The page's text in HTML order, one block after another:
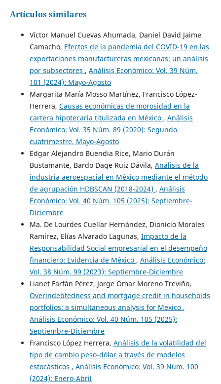
Artículos similares
Víctor Manuel Cuevas Ahumada, Daniel David Jaime
Camacho, Efectos de la pandemia del COVID-19 en las
exportaciones manufactureras mexicanas: un análisis
por subsectores , Análisis Económico: Vol. 39 Núm.
101 (2024): Mayo-Agosto
Margarita María Mosso Martínez, Francisco López-
Herrera, Causas económicas de morosidad en la
cartera hipotecaria titulizada en México , Análisis
Económico: Vol. 35 Núm. 89 (2020): Segundo
cuatrimestre. Mayo-Agosto
Edgar Alejandro Buendia Rice, Mario Durán
Bustamante, Bardo Dage Ruiz Dávila, Análisis de la
industria aeroespacial en México mediante el método
de agrupación HDBSCAN (2018-2024) , Análisis
Económico: Vol. 40 Núm. 105 (2025): Septiembre-
Diciembre
Ma. De Lourdes Cuellar Hernández, Dionicio Morales
Ramírez, Elías Alvarado Lagunas, Impacto de la
Responsabilidad Social empresarial en el desempeño
financiero: Evidencia de México , Análisis Económico:
Vol. 38 Núm. 99 (2023): Septiembre-Diciembre
Lianet Farfán Pérez, Jorge Omar Moreno Treviño,
Overindebtedness and mortgage credit in households
portfolios: a simultaneous analysis for Mexico ,
Análisis Económico: Vol. 40 Núm. 105 (2025):
Septiembre-Diciembre
Francisco López Herrera, Análisis de la volatilidad del
tipo de cambio peso-dólar a través de modelos
estocásticos , Análisis Económico: Vol. 39 Núm. 100
(2024): Enero-Abril